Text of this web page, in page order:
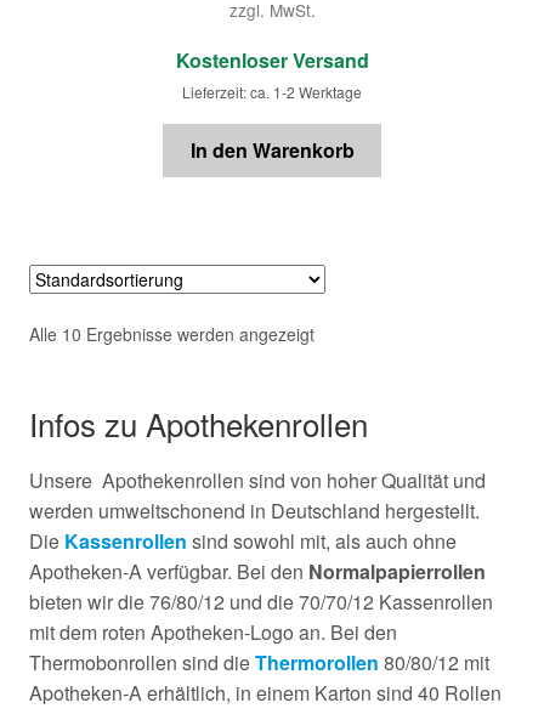
zzgl. MwSt.
€
Kostenloser Versand
Lieferzeit: ca. 1-2 Werktage
In den Warenkorb
Alle 10 Ergebnisse werden angezeigt
Infos zu Apothekenrollen
Unsere Apothekenrollen sind von hoher Qualität und
werden umweltschonend in Deutschland hergestellt.
Die Kassenrollen sind sowohl mit, als auch ohne
Apotheken-A verfügbar. Bei den Normalpapierrollen
bieten wir die 76/80/12 und die 70/70/12 Kassenrollen
mit dem roten Apotheken-Logo an. Bei den
Thermobonrollen sind dieThermorollen 80/80/12 mit
Apotheken-A erhältlich, in einem Karton sind 40 Rollen